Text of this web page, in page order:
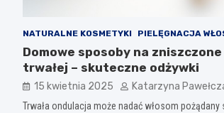
NATURALNE KOSMETYKI PIELĘGNACJA
Domowe sposoby na zniszczone
trwałej – skuteczne odżywki
15 kwietnia 2025 Katarzyna
Trwała ondulacja może nadać włosom pożądany